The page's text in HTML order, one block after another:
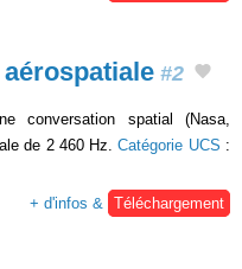
#2
conversation spatial (Nasa,
de 2 460 Hz.Catégorie UCS :
+ d'infos & Téléchargement